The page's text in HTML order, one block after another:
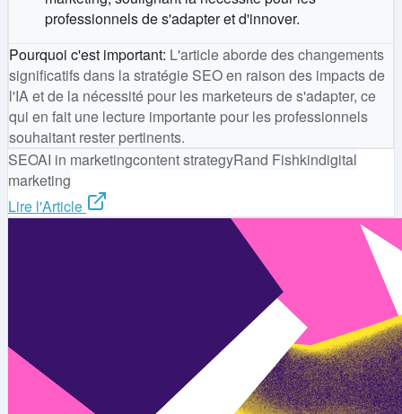
professionnels de s'adapter et d'innover.
Pourquoi c'est important: L'article aborde des changements
significatifs dans la stratégie SEO en raison des impacts de
l'IA et de la nécessité pour les marketeurs de s'adapter, ce
qui en fait une lecture importante pour les professionnels
souhaitant rester pertinents.
SEOAI in marketingcontent strategyRand Fishkindigital
marketing
Lire l'Article